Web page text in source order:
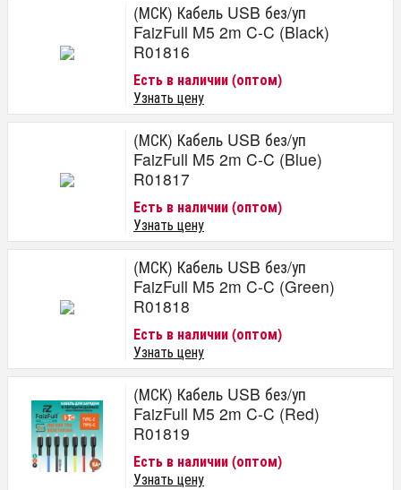
(МСК) Кабель USB без/уп
FaizFull M5 2m C-C (Black)
R01816
Есть в наличии (оптом)
Узнать цену
(МСК) Кабель USB без/уп
FaizFull M5 2m C-C (Blue)
R01817
Есть в наличии (оптом)
Узнать цену
(МСК) Кабель USB без/уп
FaizFull M5 2m C-C (Green)
R01818
Есть в наличии (оптом)
Узнать цену
(МСК) Кабель USB без/уп
FaizFull M5 2m C-C (Red)
R01819
Есть в наличии (оптом)
Узнать цену